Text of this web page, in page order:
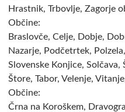
Hrastnik, Trbovlje, Zagorje
Občine:
Braslovče, Celje, Dobje,
Nazarje, Podčetrtek,
Slovenske Konjice,
Štore, Tabor, Velenje,
Občine:
Črna na Koroškem,